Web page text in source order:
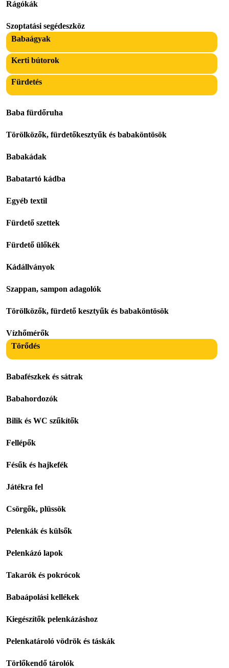
Rágókák
Szoptatási segédeszköz
Babaágyak
Kerti bútorok
Fürdetés
Baba fürdőruha
Törölközők, fürdetőkesztyűk és babaköntösök
Babakádak
Babatartó kádba
Egyéb textil
Fürdető szettek
Fürdető ülőkék
Kádállványok
Szappan, sampon adagolók
Törölközők, fürdető kesztyűk és babaköntösök
Vízhőmérők
Törődés
Babafészkek és sátrak
Babahordozók
Bilik és WC szűkítők
Fellépők
Fésűk és hajkefék
Játékra fel
Csörgők, plüssök
Pelenkák és külsők
Pelenkázó lapok
Takarók és pokrócok
Babaápolási kellékek
Kiegészítők pelenkázáshoz
Pelenkatároló vödrök és táskák
Törlőkendő tárolók